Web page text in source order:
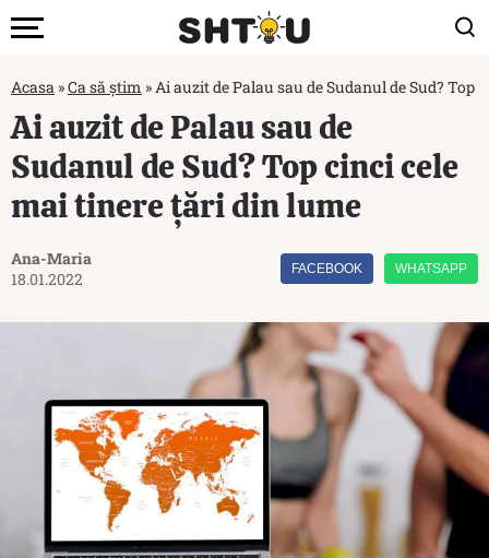
Acasa »Ca să știm »Ai auzit de Palau sau de Sudanul de Sud?
Ai auzit de Palau sau de
Sudanul de Sud? Top cinci cele
mai tinere țări din lume
Ana-Maria
18.01.2022
FACEBOOK WHATSAPP